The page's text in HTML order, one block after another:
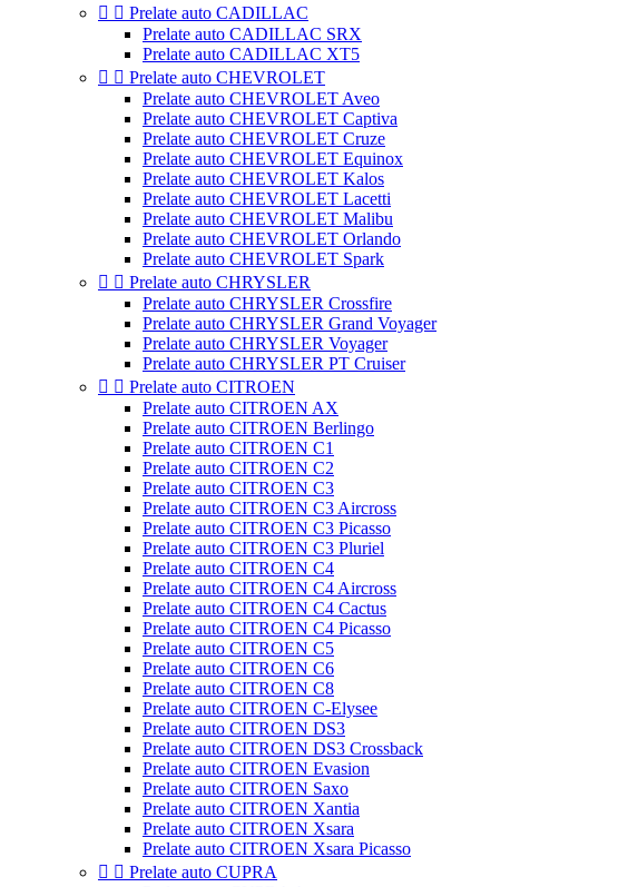
  Prelate auto CADILLAC
Prelate auto CADILLAC SRX
Prelate auto CADILLAC XT5
  Prelate auto CHEVROLET
Prelate auto CHEVROLET Aveo
Prelate auto CHEVROLET Captiva
Prelate auto CHEVROLET Cruze
Prelate auto CHEVROLET Equinox
Prelate auto CHEVROLET Kalos
Prelate auto CHEVROLET Lacetti
Prelate auto CHEVROLET Malibu
Prelate auto CHEVROLET Orlando
Prelate auto CHEVROLET Spark
  Prelate auto CHRYSLER
Prelate auto CHRYSLER Crossfire
Prelate auto CHRYSLER Grand Voyager
Prelate auto CHRYSLER Voyager
Prelate auto CHRYSLER PT Cruiser
  Prelate auto CITROEN
Prelate auto CITROEN AX
Prelate auto CITROEN Berlingo
Prelate auto CITROEN C1
Prelate auto CITROEN C2
Prelate auto CITROEN C3
Prelate auto CITROEN C3 Aircross
Prelate auto CITROEN C3 Picasso
Prelate auto CITROEN C3 Pluriel
Prelate auto CITROEN C4
Prelate auto CITROEN C4 Aircross
Prelate auto CITROEN C4 Cactus
Prelate auto CITROEN C4 Picasso
Prelate auto CITROEN C5
Prelate auto CITROEN C6
Prelate auto CITROEN C8
Prelate auto CITROEN C-Elysee
Prelate auto CITROEN DS3
Prelate auto CITROEN DS3 Crossback
Prelate auto CITROEN Evasion
Prelate auto CITROEN Saxo
Prelate auto CITROEN Xantia
Prelate auto CITROEN Xsara
Prelate auto CITROEN Xsara Picasso
  Prelate auto CUPRA